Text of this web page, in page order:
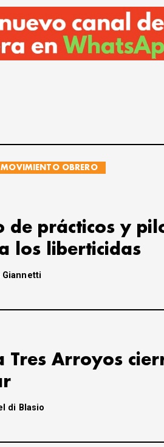
MOVIMIENTO OBRERO
de prácticos y
los liberticidas
Giannetti
Tres Arroyos
di Blasio